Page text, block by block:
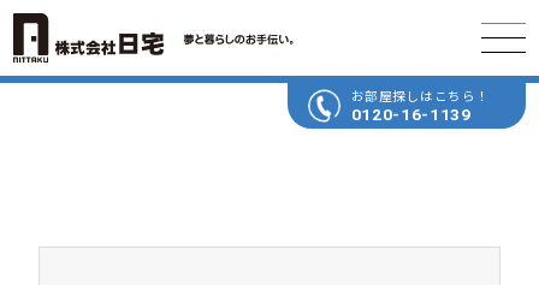
お部屋探しはこちら！
0120-16-1139